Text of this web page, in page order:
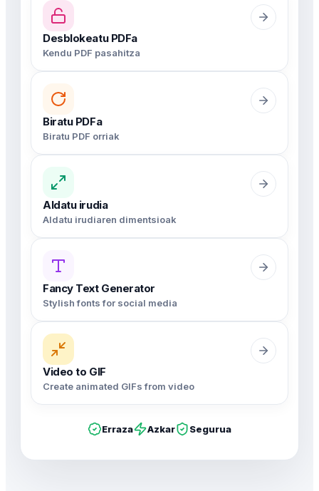
Desblokeatu PDFa
Kendu PDF pasahitza
Biratu PDFa
Biratu PDF orriak
Aldatu irudia
Aldatu irudiaren dimentsioak
Fancy Text Generator
Stylish fonts for social media
Video to GIF
Create animated GIFs from video
Erraza Azkar Segurua